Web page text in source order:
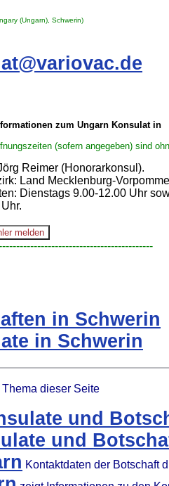
(Ungarn), Schwerin)
zum Ungarn Konsulat in
(sofern angegeben) sind
Reimer (Honorarkonsul).
Land Mecklenburg-
Dienstags 9.00-12.00 Uhr
in Schwerin
in Schwerin
dieser Seite
und
und
Kontaktdaten der Botschaft